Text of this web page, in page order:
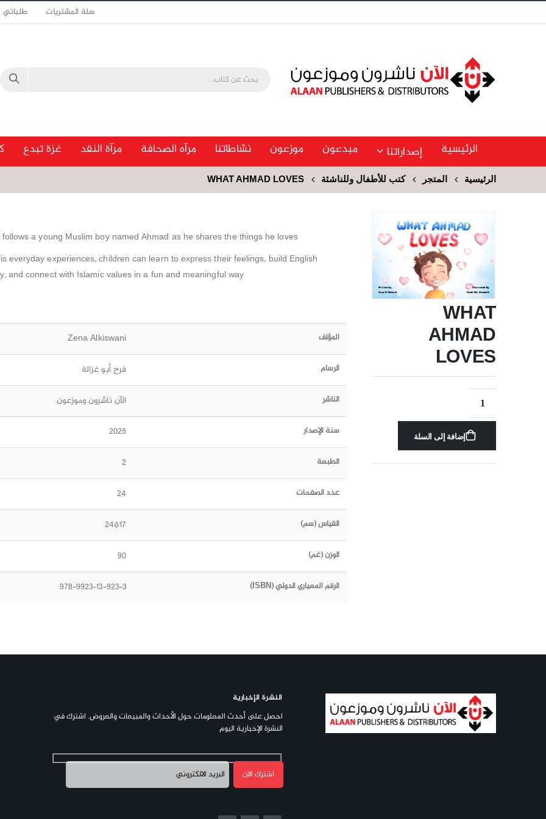
سلة المشتريات طلباتي
الرئيسية إصداراتنا مبدعون موزعون نشاطاتنا مرآه الصحافة مرآة النقد غزة تبدع
الرئيسية المتجر كتب للأطفال وللناشئة WHAT AHMAD LOVES
WHAT
AHMAD
LOVES
إضافة إلى السلة
a young Muslim boy named Ahmad as he shares the things he loves.
everyday experiences, children can learn to express their feelings, build English
and connect with Islamic values in a fun and meaningful way.
المؤلف Zena Alkiswani
الرسام فرح أبو غزالة
الناشر الآن ناشرون وموزعون
سنة الإصدار 2025
الطبعة 2
عدد الصفحات 24
القياس (سم) 17*24
الوزن (غم) 90
الرقم المعياري الدولي (ISBN) 978-9923-13-923-3
النشرة الإخبارية
احصل على أحدث المعلومات حول الأحداث والمبيعات والعروض. اشترك في
النشرة الإخبارية اليوم